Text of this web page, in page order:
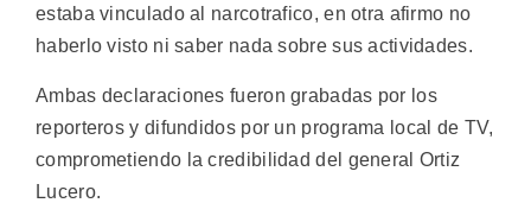
estaba vinculado al narcotrafico, en otra afirmo no
haberlo visto ni saber nada sobre sus actividades.
Ambas declaraciones fueron grabadas por los
reporteros y difundidos por un programa local de TV,
comprometiendo la credibilidad del general Ortiz
Lucero.